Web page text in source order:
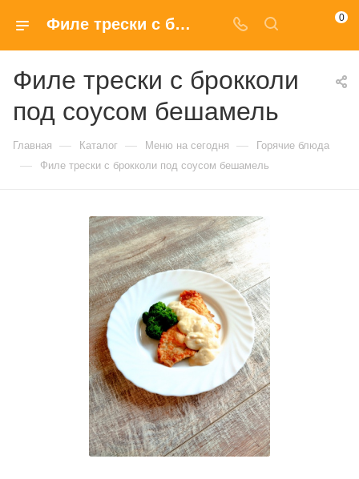
Филе трески с брокколи под соусом бешамель купить в Москве по доступным ценам 0
Филе трески с брокколи
под соусом бешамель
Главная — Каталог — Меню на сегодня — Горячие блюда
— Филе трески с брокколи под соусом бешамель